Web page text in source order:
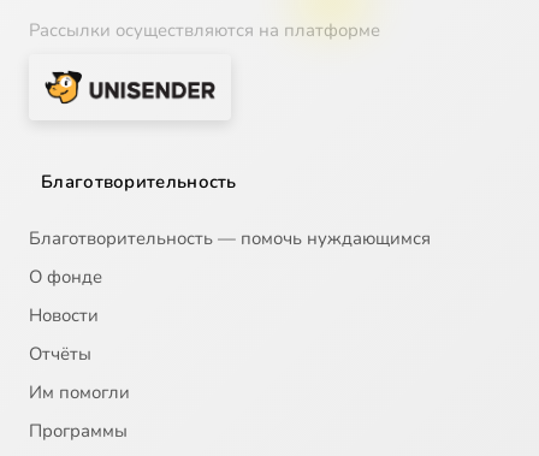
Рассылки осуществляются на платформе
Благотворительность
Благотворительность — помочь нуждающимся
О фонде
Новости
Отчёты
Им помогли
Программы